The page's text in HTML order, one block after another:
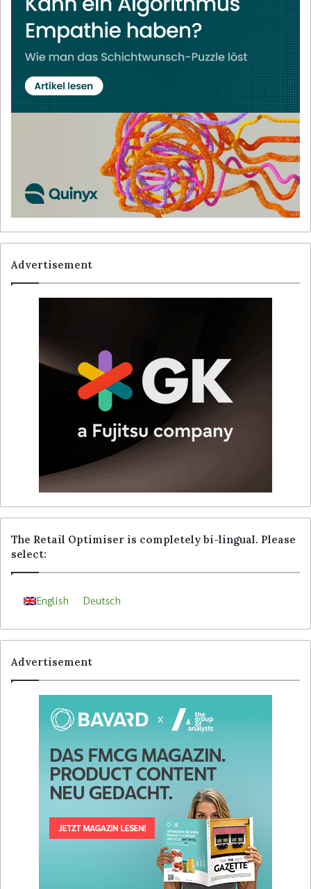
Advertisement
The Retail Optimiser is completely bi-lingual. Please
select:
English Deutsch
Advertisement